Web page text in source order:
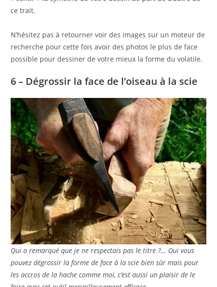
ce trait.
N’hésitez pas à retourner voir des images sur un moteur de
recherche pour cette fois avoir des photos le plus de face
possible pour dessiner de votre mieux la forme du volatile.
6 – Dégrossir la face de l’oiseau à la scie
Qui a remarqué que je ne respectais pas le titre ?… Oui vous
pouvez dégrossir la forme de face à la scie bien sûr mais pour
les accros de la hache comme moi, c’est aussi un plaisir de le